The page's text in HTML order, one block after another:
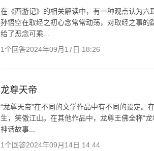
在《西游记》的相关解读中，有一种观点认为六
孙悟空在取经之初心念常常动荡，对取经之事
给了恶念可乘...
1个回答2024年09月17日 18:26
龙尊天帝
“龙尊天帝”在不同的文学作品中有不同的设定
生，笑傲江山。在其他作品中，龙尊王佛全称“
神话故事...
1个回答2024年09月14日 14:44